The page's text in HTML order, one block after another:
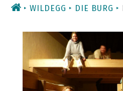
WILDEGG DIE BURG